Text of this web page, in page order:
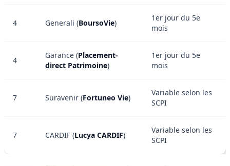
4 Generali (BoursoVie)
1er jour du 5e
mois
4
Garance (Placement-
direct Patrimoine)
1er jour du 5e
mois
7 Suravenir (Fortuneo Vie)
Variable selon les
SCPI
7 CARDIF (Lucya CARDIF)
Variable selon les
SCPI